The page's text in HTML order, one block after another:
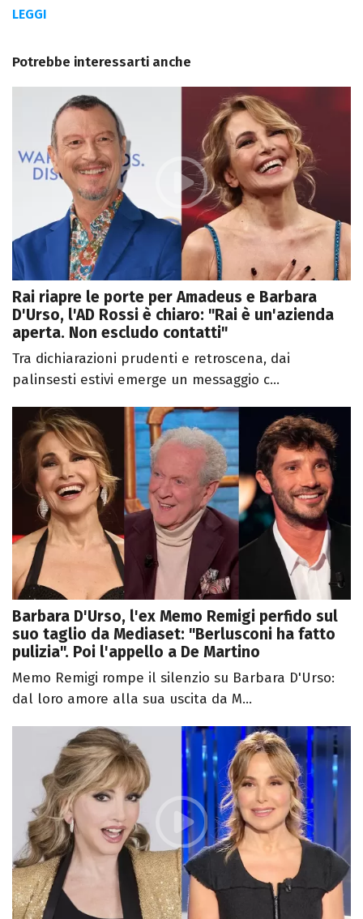
LEGGI
Potrebbe interessarti anche
Rai riapre le porte per Amadeus e Barbara
D'Urso, l'AD Rossi è chiaro: "Rai è un'azienda
aperta. Non escludo contatti"
Tra dichiarazioni prudenti e retroscena, dai
palinsesti estivi emerge un messaggio c...
Barbara D'Urso, l'ex Memo Remigi perfido sul
suo taglio da Mediaset: "Berlusconi ha fatto
pulizia". Poi l'appello a De Martino
Memo Remigi rompe il silenzio su Barbara D'Urso:
dal loro amore alla sua uscita da M...